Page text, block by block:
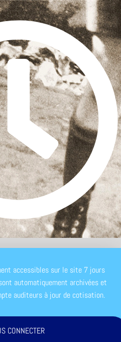
accessibles sur le site 7 jours
automatiquement archivées et
auditeurs à jour de cotisation.
CONNECTER